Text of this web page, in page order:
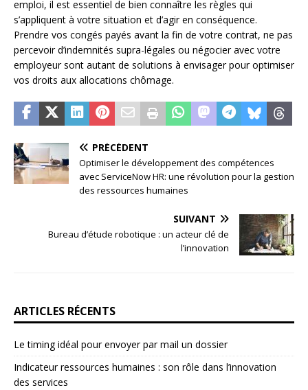
emploi, il est essentiel de bien connaître les règles qui
s’appliquent à votre situation et d’agir en conséquence.
Prendre vos congés payés avant la fin de votre contrat, ne pas
percevoir d’indemnités supra-légales ou négocier avec votre
employeur sont autant de solutions à envisager pour optimiser
vos droits aux allocations chômage.
PRÉCÉDENT
Optimiser le développement des compétences
avec ServiceNow HR: une révolution pour la gestion
des ressources humaines
SUIVANT
Bureau d’étude robotique : un acteur clé de
l’innovation
ARTICLES RÉCENTS
Le timing idéal pour envoyer par mail un dossier
Indicateur ressources humaines : son rôle dans l’innovation
des services